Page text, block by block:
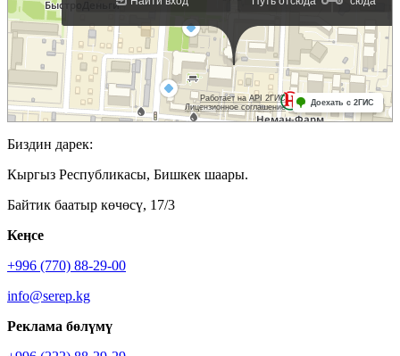
Биздин дарек:
Кыргыз Республикасы, Бишкек шаары.
Байтик баатыр көчөсү, 17/3
Кеӊсе
+996 (770) 88-29-00
info@serep.kg
Реклама бөлүмү